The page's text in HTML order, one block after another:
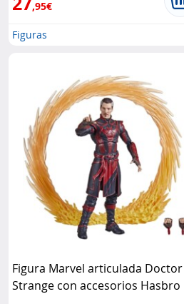
,95€
Figuras
Figura Marvel articulada Doctor
Strange con accesorios Hasbro